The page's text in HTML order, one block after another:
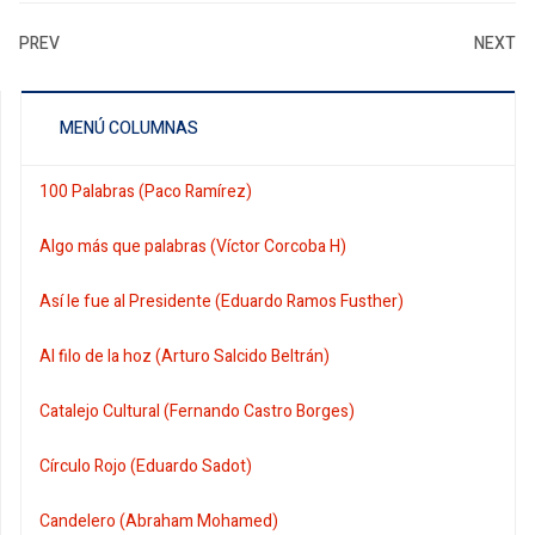
PREV NEXT
MENÚ COLUMNAS
100 Palabras (Paco Ramírez)
Algo más que palabras (Víctor Corcoba H)
Así le fue al Presidente (Eduardo Ramos Fusther)
Al filo de la hoz (Arturo Salcido Beltrán)
Catalejo Cultural (Fernando Castro Borges)
Círculo Rojo (Eduardo Sadot)
Candelero (Abraham Mohamed)